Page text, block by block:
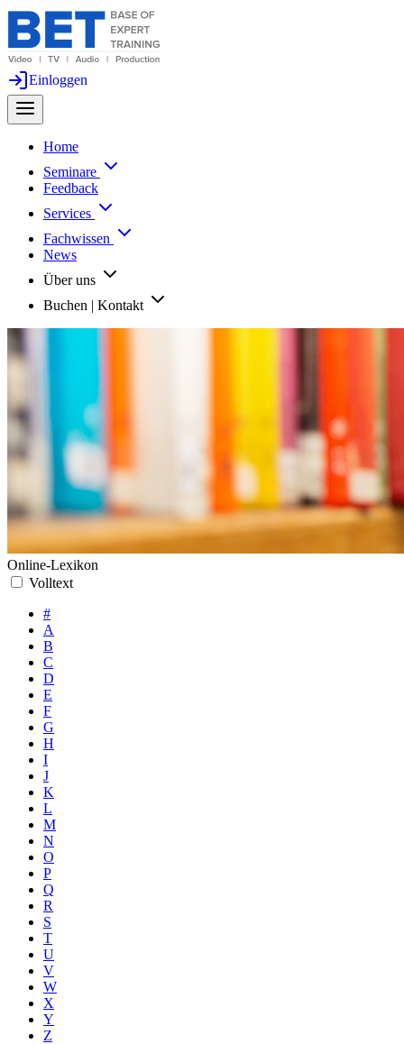
Einloggen
Home
Seminare
Feedback
Services
Fachwissen
News
Über uns
Buchen | Kontakt
Online-Lexikon
Volltext
#
A
B
C
D
E
F
G
H
I
J
K
L
M
N
O
P
Q
R
S
T
U
V
W
X
Y
Z